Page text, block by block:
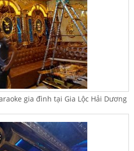
gia đình tại Gia Lộc Hải Dương